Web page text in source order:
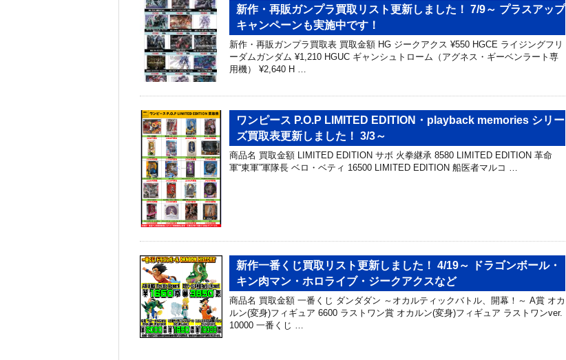
新作・再販ガンプラ買取リスト更新しました！ 7/9～ プラスアップ
キャンペーンも実施中です！
新作・再販ガンプラ買取表 買取金額 HG ジークアクス ¥550 HGCE ライジングフリ
ーダムガンダム ¥1,210 HGUC ギャンシュトローム（アグネス・ギーベンラート専
用機） ¥2,640 H …
ワンピース P.O.P LIMITED EDITION・playback memories シリー
ズ買取表更新しました！ 3/3～
商品名 買取金額 LIMITED EDITION サボ 火拳継承 8580 LIMITED EDITION 革命
軍“東軍”軍隊長 ベロ・ベティ 16500 LIMITED EDITION 船医者マルコ …
新作一番くじ買取リスト更新しました！ 4/19～ ドラゴンボール・
キン肉マン・ホロライブ・ジークアクスなど
商品名 買取金額 一番くじ ダンダダン ～オカルティックバトル、開幕！～ A賞 オカ
ルン(変身)フィギュア 6600 ラストワン賞 オカルン(変身)フィギュア ラストワンver.
10000 一番くじ …